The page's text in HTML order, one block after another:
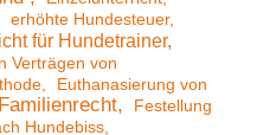
erhöhte Hundesteuer
für Hundetrainer
Verträgen von
Euthanasierung von
Familienrecht
Festellung
Hundebiss